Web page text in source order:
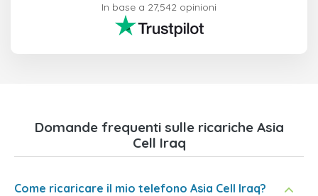
In base a 27,542 opinioni
Domande frequenti sulle ricariche Asia
Cell Iraq
Come ricaricare il mio telefono Asia Cell Iraq?